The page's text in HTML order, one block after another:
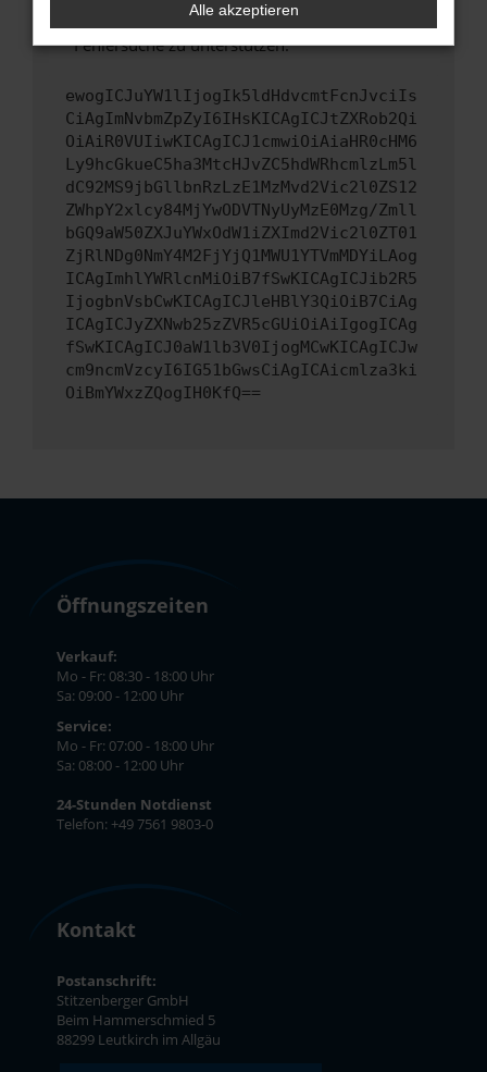
uns diesen Text schicken, um uns bei der
Fehlersuche zu unterstützen:
ewogICJuYW1lIjogIk5ldHdvcmtFcnJvciIs
CiAgImNvbmZpZyI6IHsKICAgICJtZXRob2Qi
OiAiR0VUIiwKICAgICJ1cmwiOiAiaHR0cHM6
Ly9hcGkueC5ha3MtcHJvZC5hdWRhcmlzLm5l
dC92MS9jbGllbnRzLzE1MzMvd2Vic2l0ZS12
ZWhpY2xlcy84MjYwODVTNyUyMzE0Mzg/Zmll
bGQ9aW50ZXJuYWxOdW1iZXImd2Vic2l0ZT01
ZjRlNDg0NmY4M2FjYjQ1MWU1YTVmMDYiLAog
ICAgImhlYWRlcnMiOiB7fSwKICAgICJib2R5
IjogbnVsbCwKICAgICJleHBlY3QiOiB7CiAg
ICAgICJyZXNwb25zZVR5cGUiOiAiIgogICAg
fSwKICAgICJ0aW1lb3V0IjogMCwKICAgICJw
cm9ncmVzcyI6IG51bGwsCiAgICAicmlza3ki
OiBmYWxzZQogIH0KfQ==
Öffnungszeiten
Verkauf:
Mo - Fr: 08:30 - 18:00 Uhr
Sa: 09:00 - 12:00 Uhr
Service:
Mo - Fr: 07:00 - 18:00 Uhr
Sa: 08:00 - 12:00 Uhr
24-Stunden Notdienst
Telefon: +49 7561 9803-0
Kontakt
Postanschrift:
Stitzenberger GmbH
Beim Hammerschmied 5
88299 Leutkirch im Allgäu
Alle akzeptieren